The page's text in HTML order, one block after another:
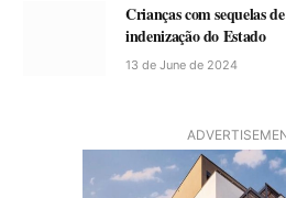
Crianças com sequelas
indenização do Estado
13 de June de 2024